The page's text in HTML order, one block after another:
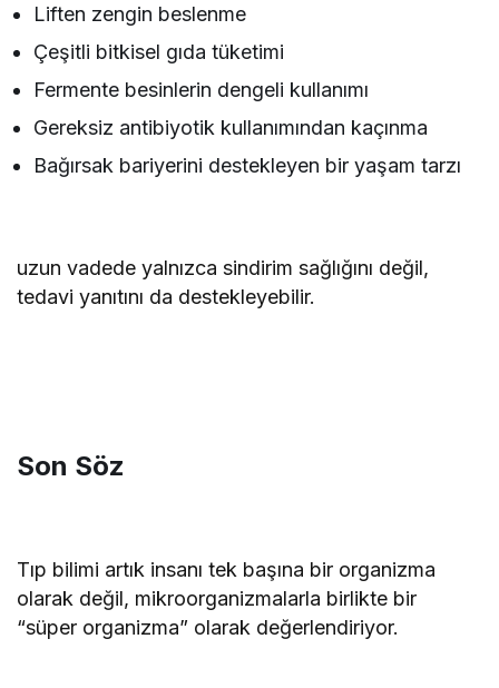
Liften zengin beslenme
Çeşitli bitkisel gıda tüketimi
Fermente besinlerin dengeli kullanımı
Gereksiz antibiyotik kullanımından kaçınma
Bağırsak bariyerini destekleyen bir yaşam tarzı
uzun vadede yalnızca sindirim sağlığını değil,
tedavi yanıtını da destekleyebilir.
Son Söz
Tıp bilimi artık insanı tek başına bir organizma
olarak değil, mikroorganizmalarla birlikte bir
“süper organizma” olarak değerlendiriyor.